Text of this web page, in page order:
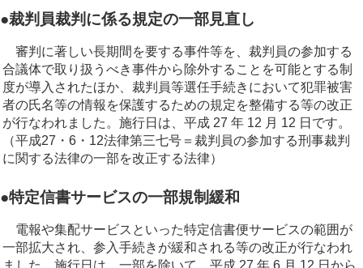
●裁判員裁判に係る規定の一部見直し
審判に著しい長期間を要する事件等を、裁判員の参加する
合議体で取り扱うべき事件から除外することを可能とする制
度が導入されたほか、裁判員等選任手続きにおいて犯罪被害
者の氏名等の情報を保護するための規定を整備する等の改正
が行なわれました。施行日は、平成 27 年 12 月 12 日です。
（平成27・6・12法律第三七号＝裁判員の参加する刑事裁判
に関する法律の一部を改正する法律）
●特定信書サービスの一部規制緩和
電報や集配サービスといった特定信書便サービスの範囲が
一部拡大され、参入手続きが緩和される等の改正が行なわれ